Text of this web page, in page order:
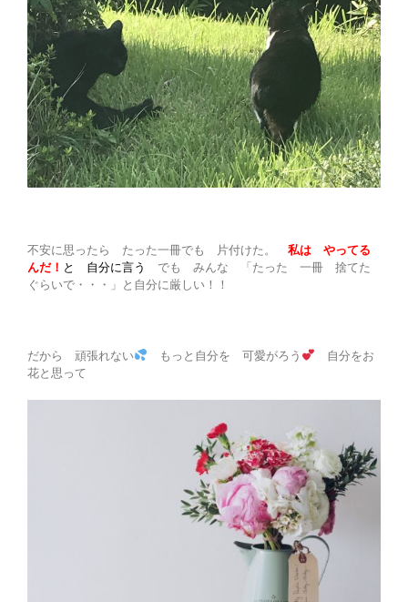
不安に思ったら たった一冊でも 片付けた。 私は やってる
んだ！ と 自分に言う でも みんな 「たった 一冊 捨てた
ぐらいで・・・」と自分に厳しい！！
だから 頑張れない もっと自分を 可愛がろう
自分をお
花と思って